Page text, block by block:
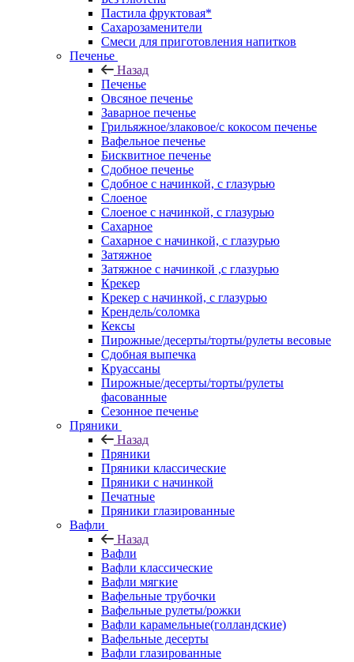
Пастила фруктовая*
Сахарозаменители
Смеси для приготовления напитков
Печенье
Назад
Печенье
Овсяное печенье
Заварное печенье
Грильяжное/злаковое/с кокосом печенье
Вафельное печенье
Бисквитное печенье
Сдобное печенье
Сдобное с начинкой, с глазурью
Слоеное
Слоеное с начинкой, с глазурью
Сахарное
Сахарное с начинкой, с глазурью
Затяжное
Затяжное с начинкой ,с глазурью
Крекер
Крекер с начинкой, с глазурью
Крендель/соломка
Кексы
Пирожные/десерты/торты/рулеты весовые
Сдобная выпечка
Круассаны
Пирожные/десерты/торты/рулеты
фасованные
Сезонное печенье
Пряники
Назад
Пряники
Пряники классические
Пряники с начинкой
Печатные
Пряники глазированные
Вафли
Назад
Вафли
Вафли классические
Вафли мягкие
Вафельные трубочки
Вафельные рулеты/рожки
Вафли карамельные(голландские)
Вафельные десерты
Вафли глазированные